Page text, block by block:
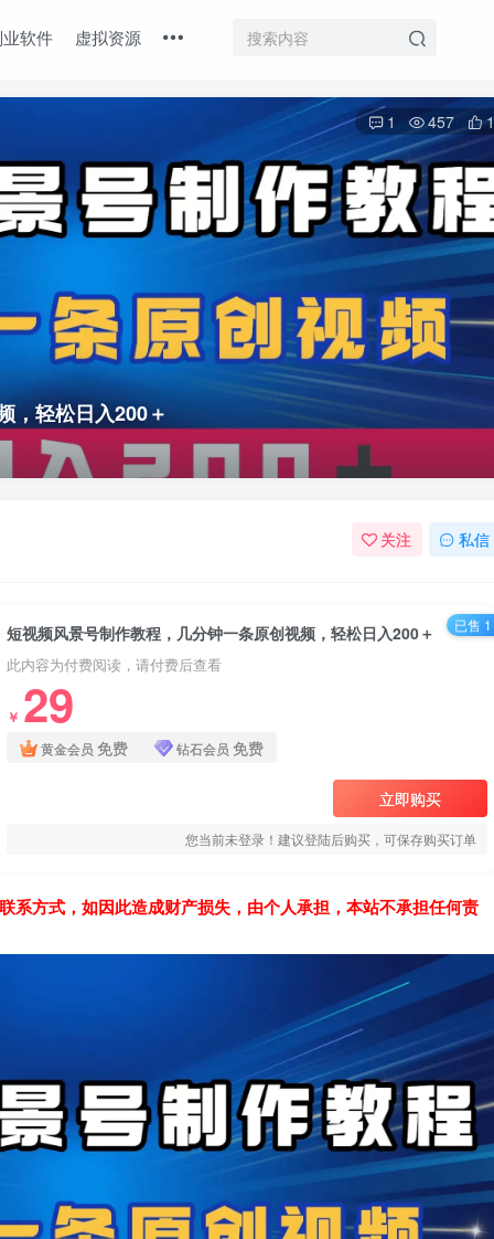
软件 虚拟资源
，轻松日入200＋
1 457
关注 私信
短视频风景号制作教程，几分钟一条原创视频，轻松日入200＋
此内容为付费阅读，请付费后查看
￥ 29
黄金会员 免费 钻石会员 免费
立即购买
您当前未登录！建议登陆后购买，可保存购买订单
已售 1
系方式，如因此造成财产损失，由个人承担，本站不承担任何责